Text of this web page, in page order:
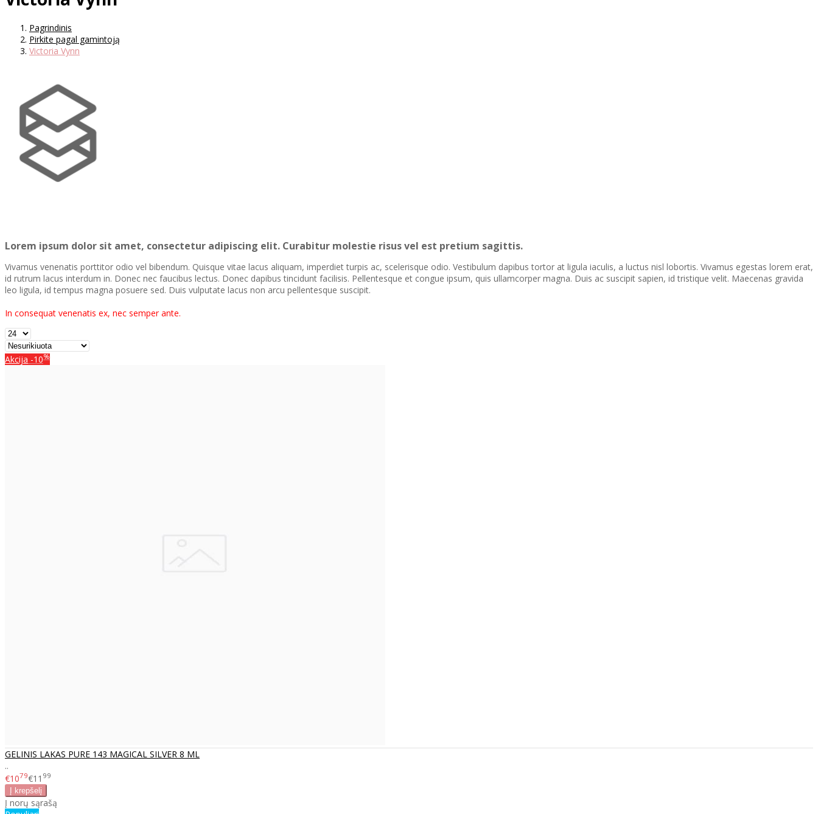
Pagrindinis
Pirkite pagal gamintoją
Victoria Vynn
Lorem ipsum dolor sit amet, consectetur adipiscing elit. Curabitur molestie risus vel est pretium sagittis.
Vivamus venenatis porttitor odio vel bibendum. Quisque vitae lacus aliquam, imperdiet turpis ac, scelerisque odio. Vestibulum dapibus tortor at ligula iaculis, a luctus nisl lobortis. Vivamus egestas lorem erat,
id rutrum lacus interdum in. Donec nec faucibus lectus. Donec dapibus tincidunt facilisis. Pellentesque et congue ipsum, quis ullamcorper magna. Duis ac suscipit sapien, id tristique velit. Maecenas gravida
leo ligula, id tempus magna posuere sed. Duis vulputate lacus non arcu pellentesque suscipit.
In consequat venenatis ex, nec semper ante.
Akcija -10%
GELINIS LAKAS PURE 143 MAGICAL SILVER 8 ML
..
€1079€11 99
Į norų sąrašą